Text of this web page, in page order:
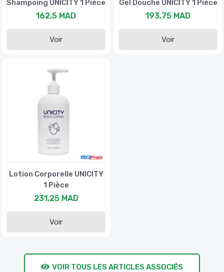
Shampoing UNICITY 1 Pièce
162,5 MAD
Voir
Gel Douche UNICITY 1 Pièce
193,75 MAD
Voir
Lotion Corporelle UNICITY
1 Pièce
231,25 MAD
Voir
VOIR TOUS LES ARTICLES ASSOCIÉS